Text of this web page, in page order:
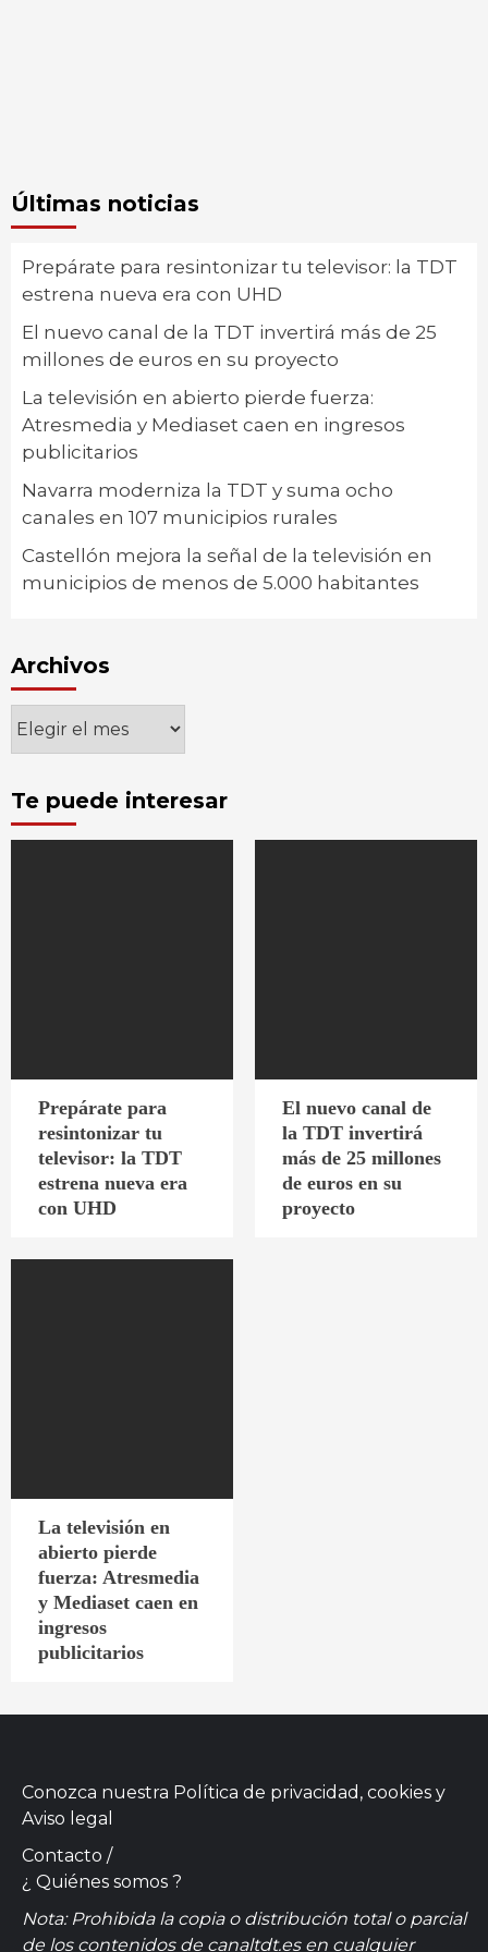
Últimas noticias
Prepárate para resintonizar tu televisor: la TDT
estrena nueva era con UHD
El nuevo canal de la TDT invertirá más de 25
millones de euros en su proyecto
La televisión en abierto pierde fuerza:
Atresmedia y Mediaset caen en ingresos
publicitarios
Navarra moderniza la TDT y suma ocho
canales en 107 municipios rurales
Castellón mejora la señal de la televisión en
municipios de menos de 5.000 habitantes
Archivos
Archivos
Te puede interesar
Prepárate para
resintonizar tu
televisor: la TDT
estrena nueva era
con UHD
El nuevo canal de
la TDT invertirá
más de 25 millones
de euros en su
proyecto
La televisión en
abierto pierde
fuerza: Atresmedia
y Mediaset caen en
ingresos
publicitarios
Conozca nuestra Política de privacidad, cookies y
Aviso legal
Contacto /
¿ Quiénes somos ?
Nota: Prohibida la copia o distribución total o parcial
de los contenidos de canaltdt.es en cualquier